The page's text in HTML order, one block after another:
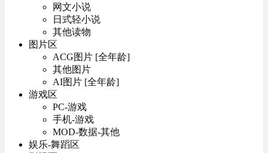
网文小说
日式轻小说
其他读物
图片区
ACG图片 [全年龄]
其他图片
AI图片 [全年龄]
游戏区
PC-游戏
手机-游戏
MOD-数据-其他
娱乐-舞蹈区